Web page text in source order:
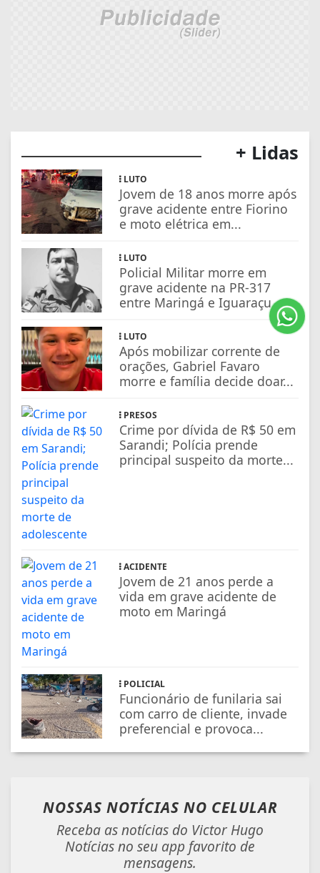
+ Lidas
LUTO
Jovem de 18 anos morre após
grave acidente entre Fiorino
e moto elétrica em...
LUTO
Policial Militar morre em
grave acidente na PR-317
entre Maringá e Iguaraçu
LUTO
Após mobilizar corrente de
orações, Gabriel Favaro
morre e família decide doar...
PRESOS
Crime por dívida de R$ 50 em
Sarandi; Polícia prende
principal suspeito da morte...
ACIDENTE
Jovem de 21 anos perde a
vida em grave acidente de
moto em Maringá
POLICIAL
Funcionário de funilaria sai
com carro de cliente, invade
preferencial e provoca...
NOSSAS NOTÍCIAS NO CELULAR
Receba as notícias do Victor Hugo
Notícias no seu app favorito de
mensagens.